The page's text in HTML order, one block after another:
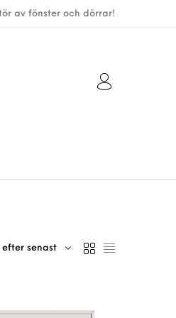
av fönster och dörrar!
efter senast